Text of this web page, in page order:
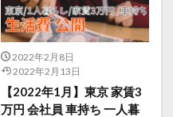
2022年2月8日
2022年2月13日
【2022年1月】東京 家賃3
万円 会社員 車持ち 一人暮